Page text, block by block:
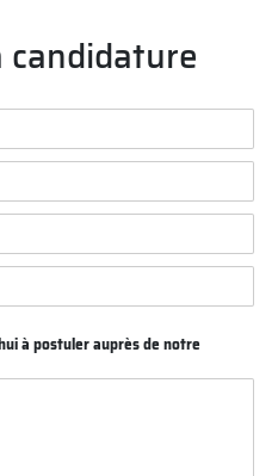
candidature
à postuler auprès de notre